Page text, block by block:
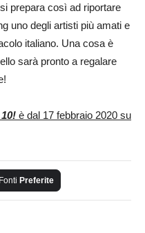
prepara così ad riportare
uno degli artisti più amati e
italiano. Una cosa è
sarà pronto a regalare
è dal 17 febbraio 2020 su
Fonti Preferite